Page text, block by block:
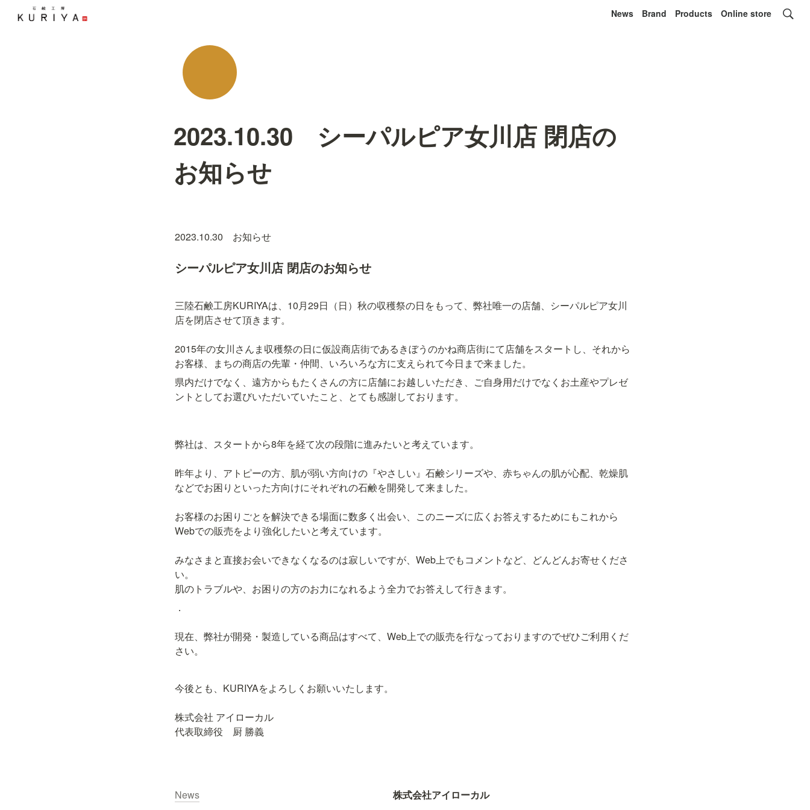
News Brand Products Online store
2023.10.30 シーパルピア女川店 閉店の
お知らせ
2023.10.30　お知らせ
シーパルピア女川店 閉店のお知らせ
三陸石鹸工房KURIYAは、10月29日（日）秋の収穫祭の日をもって、弊社唯一の店舗、シーパルピア女川
店を閉店させて頂きます。
2015年の女川さんま収穫祭の日に仮設商店街であるきぼうのかね商店街にて店舗をスタートし、それから
お客様、まちの商店の先輩・仲間、いろいろな方に支えられて今日まで来ました。
県内だけでなく、遠方からもたくさんの方に店舗にお越しいただき、ご自身用だけでなくお土産やプレゼ
ントとしてお選びいただいていたこと、とても感謝しております。
弊社は、スタートから8年を経て次の段階に進みたいと考えています。
昨年より、アトピーの方、肌が弱い方向けの『やさしい』石鹸シリーズや、赤ちゃんの肌が心配、乾燥肌
などでお困りといった方向けにそれぞれの石鹸を開発して来ました。
お客様のお困りごとを解決できる場面に数多く出会い、このニーズに広くお答えするためにもこれから
Webでの販売をより強化したいと考えています。
みなさまと直接お会いできなくなるのは寂しいですが、Web上でもコメントなど、どんどんお寄せくださ
い。
肌のトラブルや、お困りの方のお力になれるよう全力でお答えして行きます。
．
現在、弊社が開発・製造している商品はすべて、Web上での販売を行なっておりますのでぜひご利用くだ
さい。
今後とも、KURIYAをよろしくお願いいたします。
株式会社 アイローカル
代表取締役　厨 勝義
News
株式会社アイローカル